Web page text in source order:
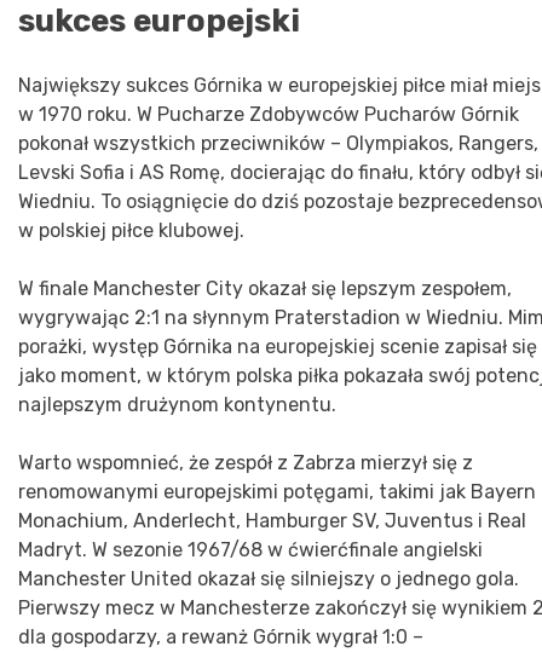
sukces europejski
Największy sukces Górnika w europejskiej piłce miał
w 1970 roku. W Pucharze Zdobywców Pucharów Górnik
pokonał wszystkich przeciwników – Olympiakos, Rangers,
Levski Sofia i AS Romę, docierając do finału, który odbył
Wiedniu. To osiągnięcie do dziś pozostaje
w polskiej piłce klubowej.
W finale Manchester City okazał się lepszym zespołem,
wygrywając 2:1 na słynnym Praterstadion w Wiedniu.
porażki, występ Górnika na europejskiej scenie zapisał się
jako moment, w którym polska piłka pokazała swój
najlepszym drużynom kontynentu.
Warto wspomnieć, że zespół z Zabrza mierzył się z
renomowanymi europejskimi potęgami, takimi jak Bayern
Monachium, Anderlecht, Hamburger SV, Juventus i Real
Madryt. W sezonie 1967/68 w ćwierćfinale angielski
Manchester United okazał się silniejszy o jednego gola.
Pierwszy mecz w Manchesterze zakończył się wynikiem
dla gospodarzy, a rewanż Górnik wygrał 1:0 –